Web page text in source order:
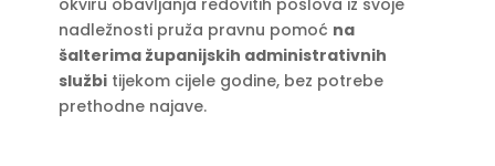
nadležnosti pruža pravnu pomoć na
šalterima županijskih administrativnih
službitijekom cijele godine, bez potrebe
prethodne najave.